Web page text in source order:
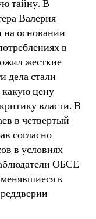
тайну. В
Валерия
основании
в
жесткие
дела стали
цену
власти. В
в четвертый
согласно
в условиях
ОБСЕ
к